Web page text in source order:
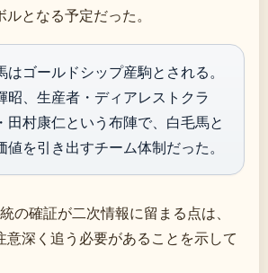
となる予定だった。
はゴールドシップ産駒とされる。
昭、生産者・ディアレストクラ
田村康仁という布陣で、白毛馬と
値を引き出すチーム体制だった。
の確証が二次情報に留まる点は、
意深く追う必要があることを示して